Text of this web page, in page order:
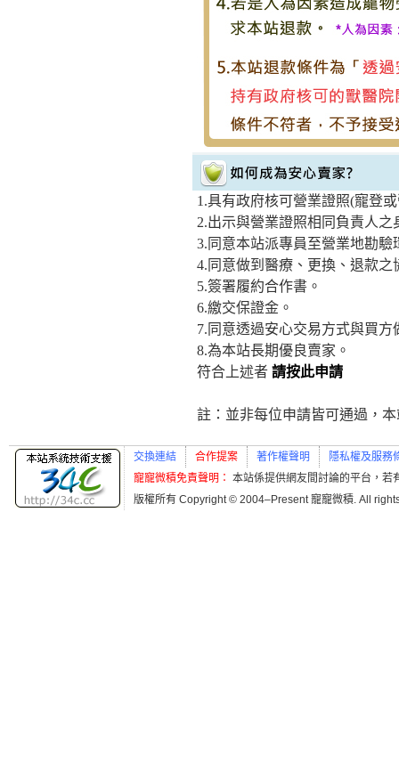
1.具有政府核可營業證照(寵登
2.出示與營業證照相同負責人之
3.同意本站派專員至營業地勘驗
4.同意做到醫療、更換、退款之
5.簽署履約合作書。
6.繳交保證金。
7.同意透過安心交易方式與買方
8.為本站長期優良賣家。
符合上述者 請按此申請
註：並非每位申請皆可通過，
交換連結 合作提案 著作權聲明
隱私權及服務
寵寵微積免責聲明： 本站係提供網友間討論的平台，若
版權所有 Copyright © 2004–Present 寵寵微積. All